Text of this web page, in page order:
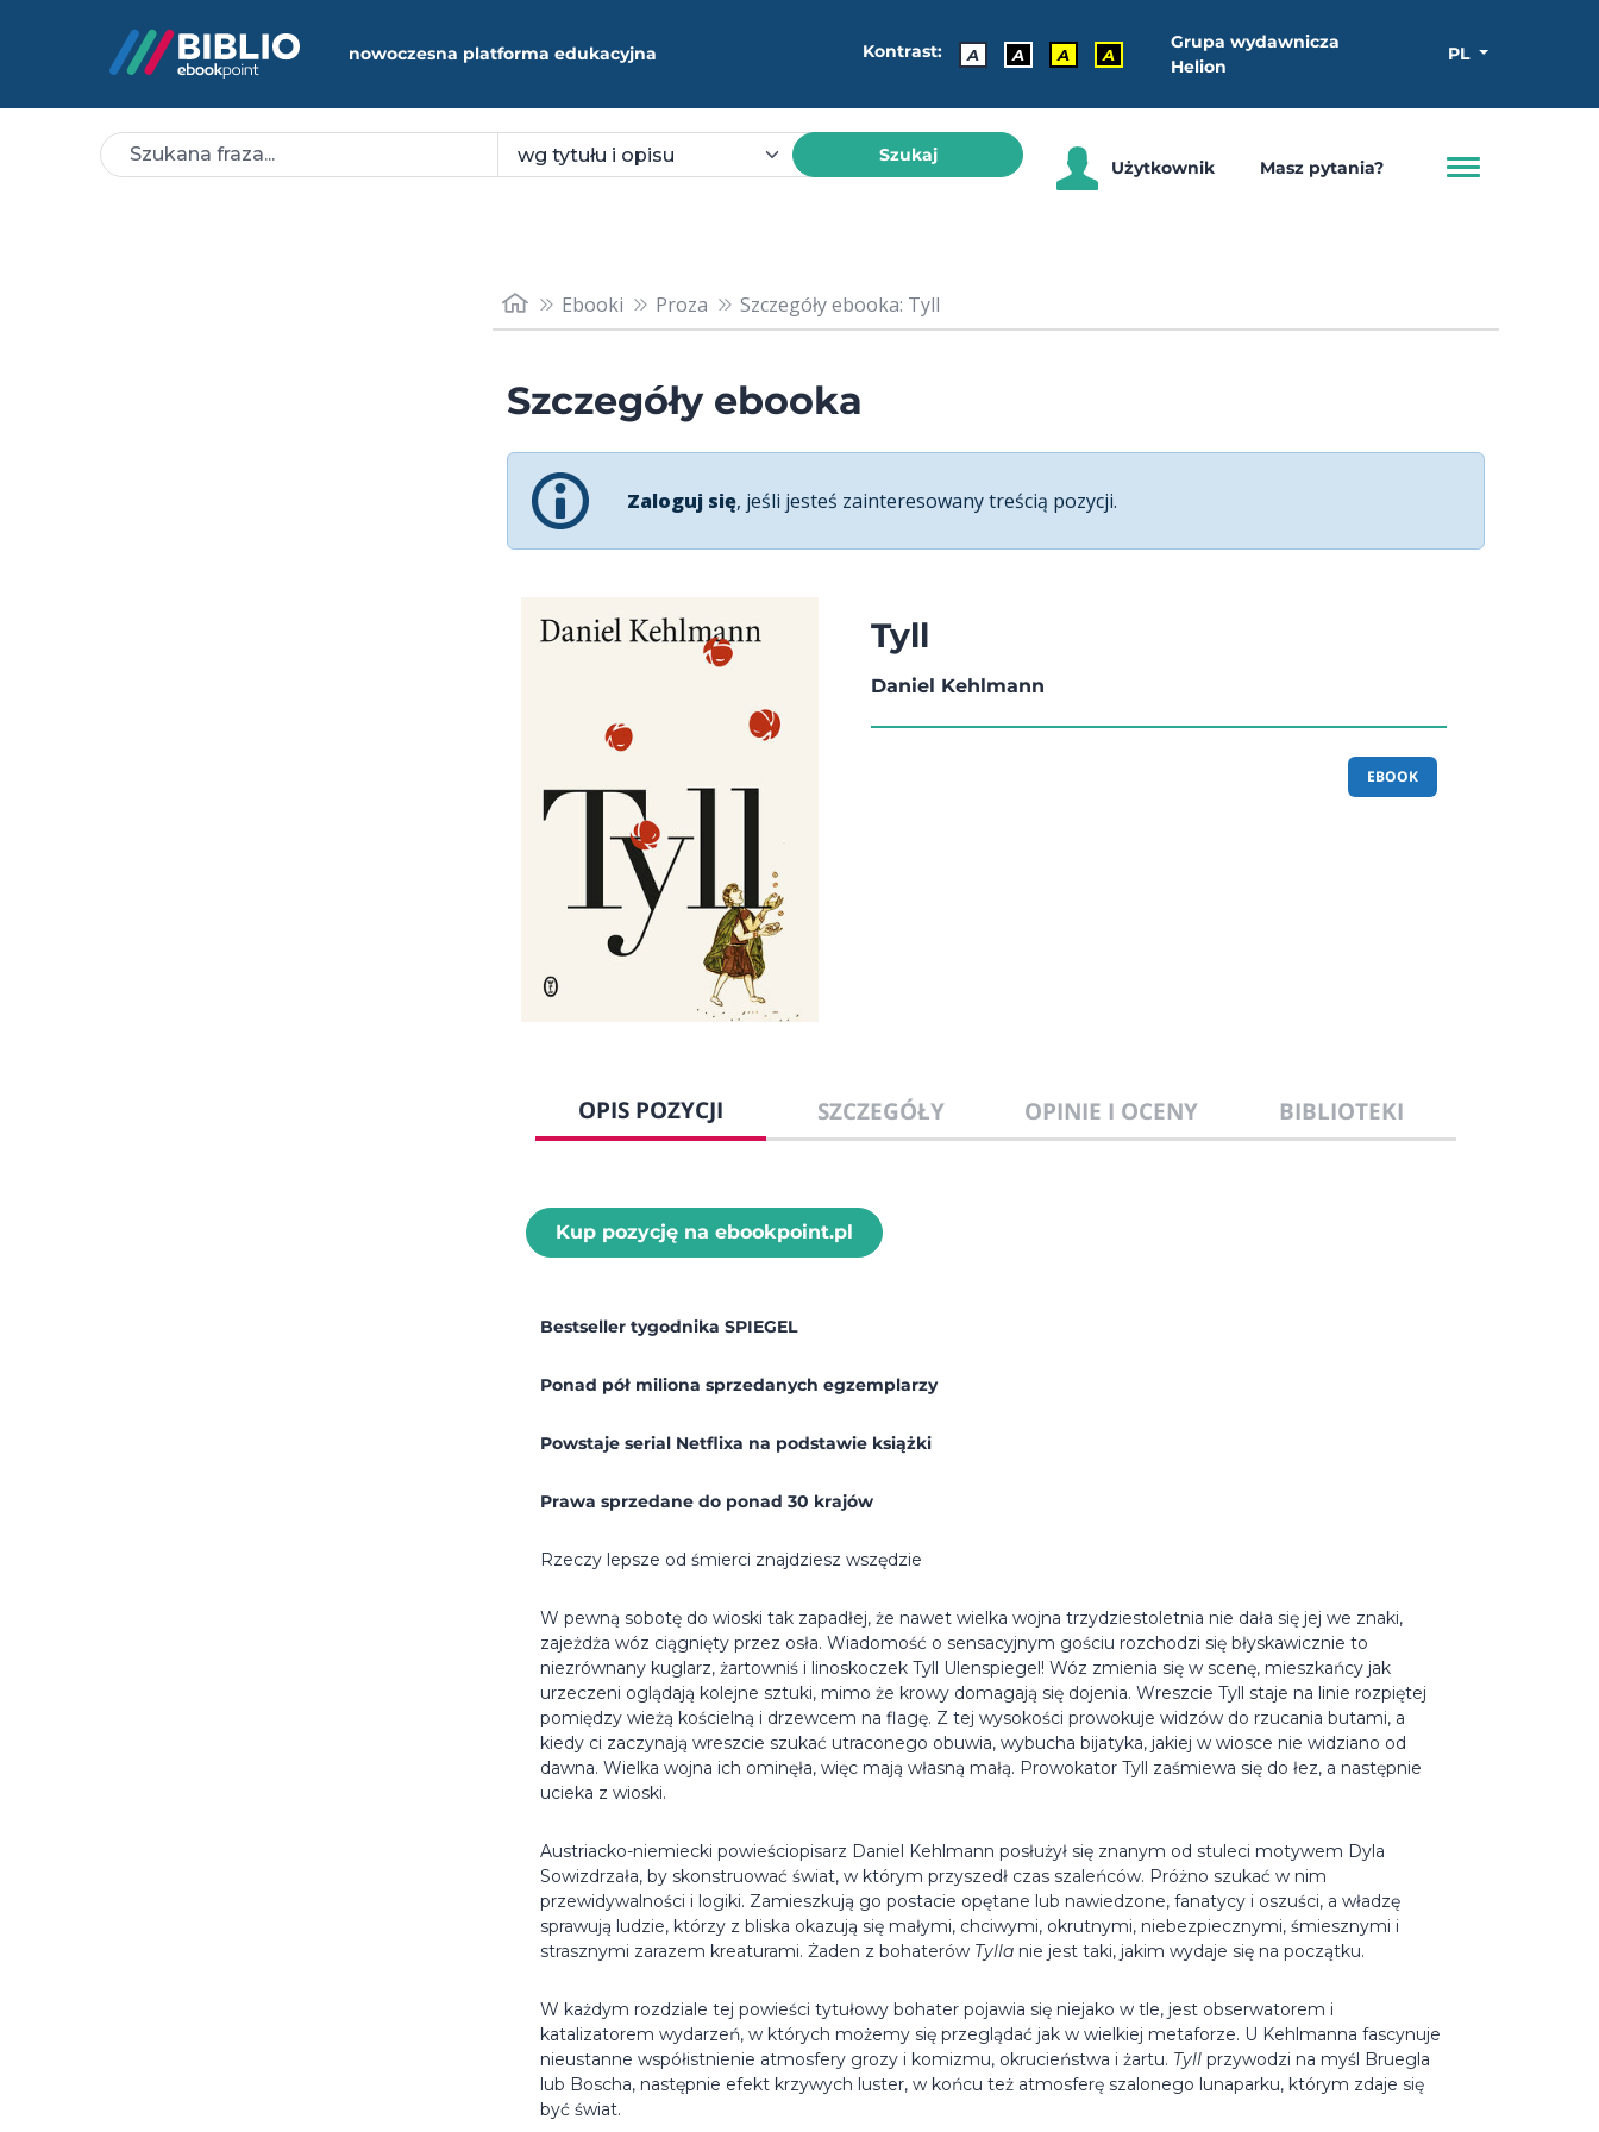
nowoczesna platforma edukacyjna Kontrast: A A A A
Grupa wydawnicza
Helion
PL
Szukaj
Użytkownik Masz pytania?
Ebooki Proza Szczegóły ebooka: Tyll
Szczegóły ebooka
Zaloguj się, jeśli jesteś zainteresowany treścią pozycji.
Tyll
Daniel Kehlmann
EBOOK
OPIS POZYCJI SZCZEGÓŁY OPINIE I OCENY BIBLIOTEKI
Kup pozycję na ebookpoint.pl
Bestseller tygodnika SPIEGEL
Ponad pół miliona sprzedanych egzemplarzy
Powstaje serial Netflixa na podstawie książki
Prawa sprzedane do ponad 30 krajów
Rzeczy lepsze od śmierci znajdziesz wszędzie
W pewną sobotę do wioski tak zapadłej, że nawet wielka wojna trzydziestoletnia nie dała się jej we znaki,
zajeżdża wóz ciągnięty przez osła. Wiadomość o sensacyjnym gościu rozchodzi się błyskawicznie to
niezrównany kuglarz, żartowniś i linoskoczek Tyll Ulenspiegel! Wóz zmienia się w scenę, mieszkańcy jak
urzeczeni oglądają kolejne sztuki, mimo że krowy domagają się dojenia. Wreszcie Tyll staje na linie rozpiętej
pomiędzy wieżą kościelną i drzewcem na flagę. Z tej wysokości prowokuje widzów do rzucania butami, a
kiedy ci zaczynają wreszcie szukać utraconego obuwia, wybucha bijatyka, jakiej w wiosce nie widziano od
dawna. Wielka wojna ich ominęła, więc mają własną małą. Prowokator Tyll zaśmiewa się do łez, a następnie
ucieka z wioski.
Austriacko-niemiecki powieściopisarz Daniel Kehlmann posłużył się znanym od stuleci motywem Dyla
Sowizdrzała, by skonstruować świat, w którym przyszedł czas szaleńców. Próżno szukać w nim
przewidywalności i logiki. Zamieszkują go postacie opętane lub nawiedzone, fanatycy i oszuści, a władzę
sprawują ludzie, którzy z bliska okazują się małymi, chciwymi, okrutnymi, niebezpiecznymi, śmiesznymi i
strasznymi zarazem kreaturami. Żaden z bohaterów Tylla nie jest taki, jakim wydaje się na początku.
W każdym rozdziale tej powieści tytułowy bohater pojawia się niejako w tle, jest obserwatorem i
katalizatorem wydarzeń, w których możemy się przeglądać jak w wielkiej metaforze. U Kehlmanna fascynuje
nieustanne współistnienie atmosfery grozy i komizmu, okrucieństwa i żartu. Tyll przywodzi na myśl Bruegla
lub Boscha, następnie efekt krzywych luster, w końcu też atmosferę szalonego lunaparku, którym zdaje się
być świat.